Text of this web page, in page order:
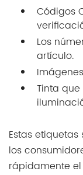
Códigos
Los
artículo.
Tinta
Estas
los
rápidamente